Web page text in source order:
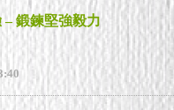
– 鍛鍊堅強毅力